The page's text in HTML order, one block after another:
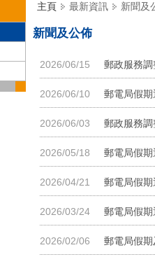
主頁 最新資訊 新聞及
新聞及公佈
2026/06/15 郵政服務
2026/06/10 郵電局假期
2026/06/03 郵政服務
2026/05/18 郵電局假期
2026/04/21 郵電局假期
2026/03/24 郵電局假期
2026/02/06 郵電局假